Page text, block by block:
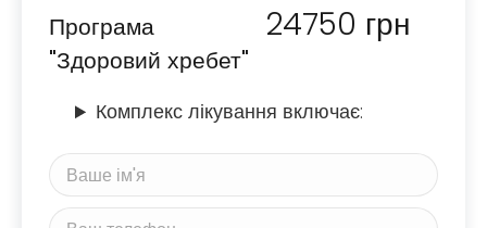
Програма
"Здоровий хребет"
24750 грн
Комплекс лікування включає: